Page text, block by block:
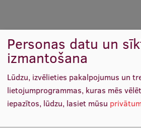
Zinātnes ietekme
Pētniecības platformas
Doktorantūras skola
Pētniecības pakalpojumi
Prof. Dr. med. Gunta Lazdāne
Personas datu un
izmantošana
Lūdzu, izvēlieties pakalpojumus un
lietojumprogrammas, kuras mēs
iepazītos, lūdzu, lasiet mūsu